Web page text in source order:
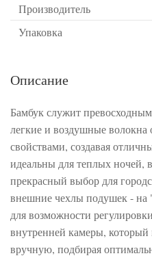
Производитель
Упаковка
Описание
Бамбук служит
легкие и воздушные
свойствами, создавая
идеальны для теплых ночей,
прекрасный выбор для
внешние чехлы подушек - на
для возможности
внутренней камеры, который
вручную, подбирая